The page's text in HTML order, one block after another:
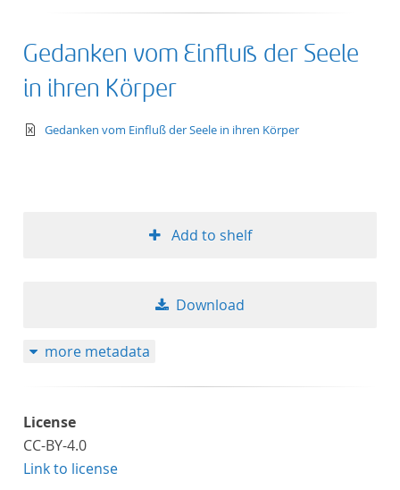
Gedanken vom Einfluß der Seele
in ihren Körper
text/xml
Gedanken vom Einfluß der Seele in ihren Körper
Add to shelf
Download
more metadata
License
CC-BY-4.0
Link to license